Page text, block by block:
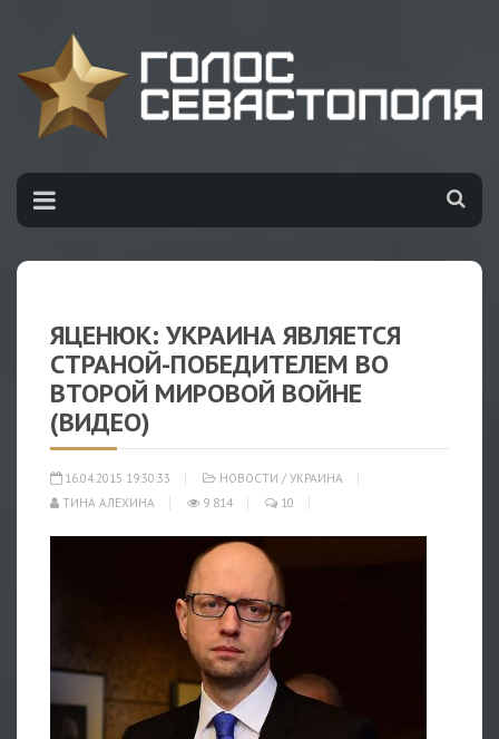
ЯЦЕНЮК: УКРАИНА ЯВЛЯЕТСЯ
СТРАНОЙ-ПОБЕДИТЕЛЕМ ВО
ВТОРОЙ МИРОВОЙ ВОЙНЕ
(ВИДЕО)
16.04.2015 19:30:33 НОВОСТИ / УКРАИНА
ТИНА АЛЕХИНА
9 814 10